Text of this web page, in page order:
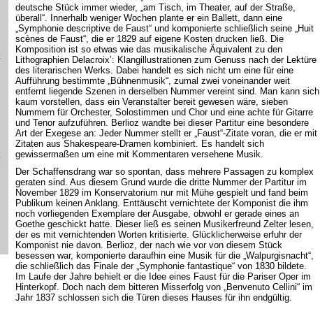
deutsche Stück immer wieder, „am Tisch, im Theater, auf der Straße,
überall“. Innerhalb weniger Wochen plante er ein Ballett, dann eine
„Symphonie descriptive de Faust“ und komponierte schließlich seine „Huit
scènes de Faust“, die er 1829 auf eigene Kosten drucken ließ. Die
Komposition ist so etwas wie das musikalische Äquivalent zu den
Lithographien Delacroix’: Klangillustrationen zum Genuss nach der Lektüre
des literarischen Werks. Dabei handelt es sich nicht um eine für eine
Aufführung bestimmte „Bühnenmusik“, zumal zwei voneinander weit
entfernt liegende Szenen in derselben Nummer vereint sind. Man kann sich
kaum vorstellen, dass ein Veranstalter bereit gewesen wäre, sieben
Nummern für Orchester, Solostimmen und Chor und eine achte für Gitarre
und Tenor aufzuführen. Berlioz wandte bei dieser Partitur eine besondere
Art der Exegese an: Jeder Nummer stellt er „Faust“-Zitate voran, die er mit
Zitaten aus Shakespeare-Dramen kombiniert. Es handelt sich
gewissermaßen um eine mit Kommentaren versehene Musik.
Der Schaffensdrang war so spontan, dass mehrere Passagen zu komplex
geraten sind. Aus diesem Grund wurde die dritte Nummer der Partitur im
November 1829 im Konservatorium nur mit Mühe gespielt und fand beim
Publikum keinen Anklang. Enttäuscht vernichtete der Komponist die ihm
noch vorliegenden Exemplare der Ausgabe, obwohl er gerade eines an
Goethe geschickt hatte. Dieser ließ es seinen Musikerfreund Zelter lesen,
der es mit vernichtenden Worten kritisierte. Glücklicherweise erfuhr der
Komponist nie davon. Berlioz, der nach wie vor von diesem Stück
besessen war, komponierte daraufhin eine Musik für die „Walpurgisnacht“,
die schließlich das Finale der „Symphonie fantastique“ von 1830 bildete.
Im Laufe der Jahre behielt er die Idee eines Faust für die Pariser Oper im
Hinterkopf. Doch nach dem bitteren Misserfolg von „Benvenuto Cellini“ im
Jahr 1837 schlossen sich die Türen dieses Hauses für ihn endgültig.